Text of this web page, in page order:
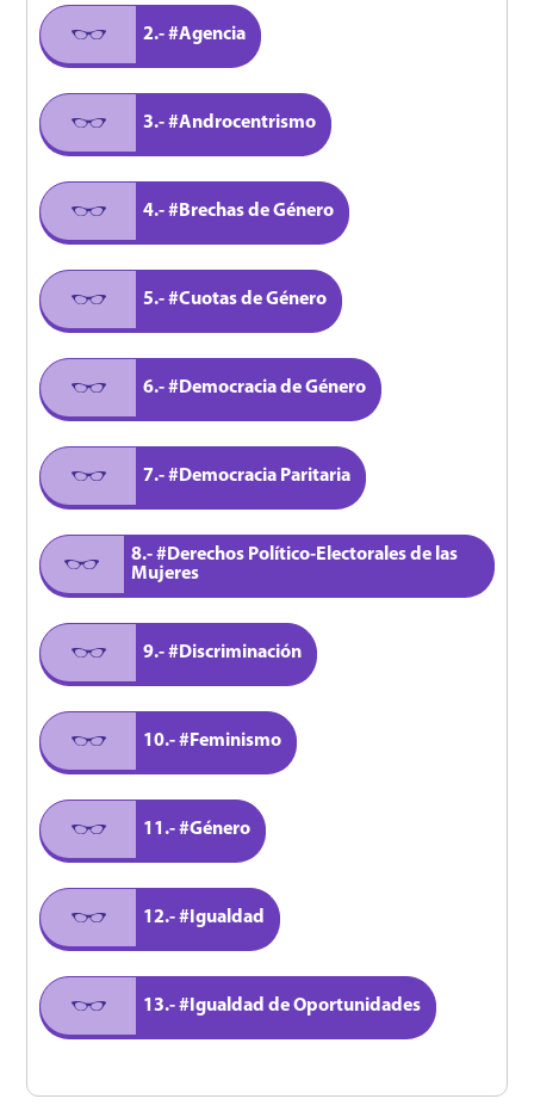
2.- #Agencia
3.- #Androcentrismo
4.- #Brechas de Género
5.- #Cuotas de Género
6.- #Democracia de Género
7.- #Democracia Paritaria
8.- #Derechos Político-Electorales de las
Mujeres
9.- #Discriminación
10.- #Feminismo
11.- #Género
12.- #Igualdad
13.- #Igualdad de Oportunidades